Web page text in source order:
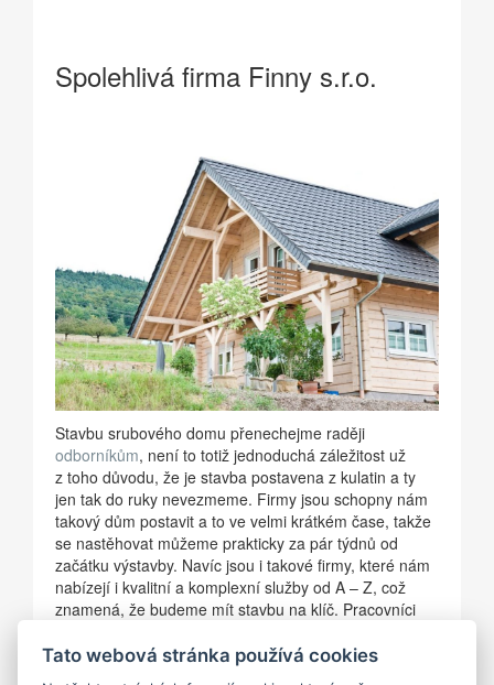
Spolehlivá firma Finny s.r.o.
Stavbu srubového domu přenechejme raději
odborníkům, není to totiž jednoduchá záležitost už
z toho důvodu, že je stavba postavena z kulatin a ty
jen tak do ruky nevezmeme. Firmy jsou schopny nám
takový dům postavit a to ve velmi krátkém čase, takže
se nastěhovat můžeme prakticky za pár týdnů od
začátku výstavby. Navíc jsou i takové firmy, které nám
nabízejí i kvalitní a komplexní služby od A – Z, což
znamená, že budeme mít stavbu na klíč. Pracovníci
zvolit, jak projekt upravit, jak dlouho bude stavba trvat
Tato webová stránka používá cookies